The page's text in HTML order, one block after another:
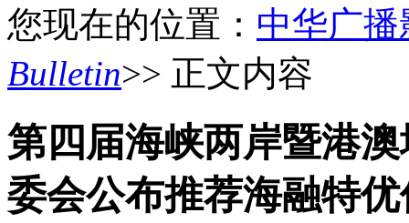
您现在的位置： 中华广
Bulletin>> 正文内容
第四届海峡两岸暨港
委会公布推荐海融特